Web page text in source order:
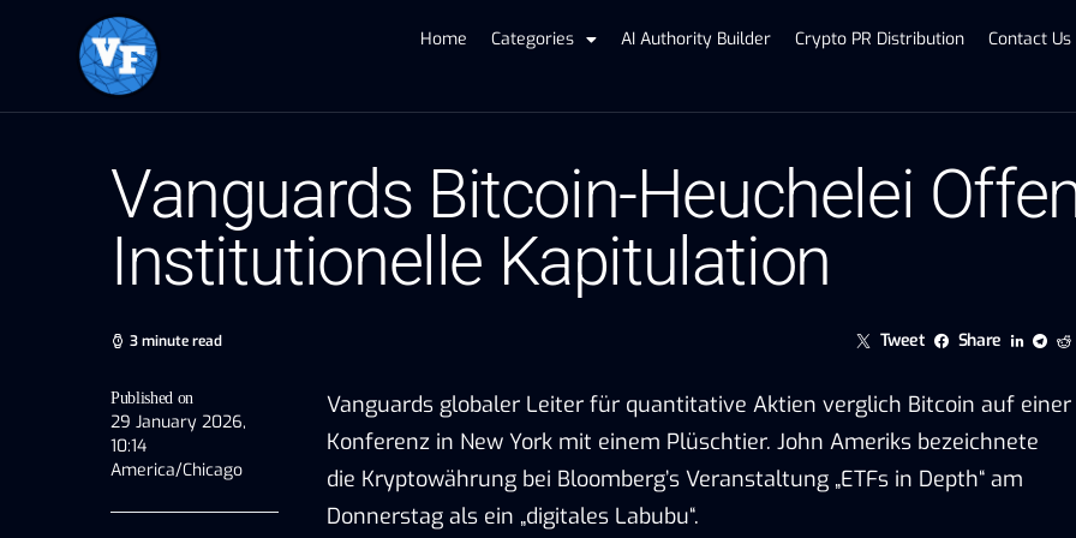
Home Categories AI Authority Builder Crypto PR Distribution Contact Us
Vanguards Bitcoin-Heuchelei
Institutionelle Kapitulation
3 minute read Tweet Share
Published on
29 January 2026,
10:14
America/Chicago
Vanguards globaler Leiter für quantitative Aktien verglich Bitcoin auf einer
Konferenz in New York mit einem Plüschtier. John Ameriks bezeichnete
die Kryptowährung bei Bloomberg’s Veranstaltung „ETFs in Depth“ am
Donnerstag als ein „digitales Labubu“.